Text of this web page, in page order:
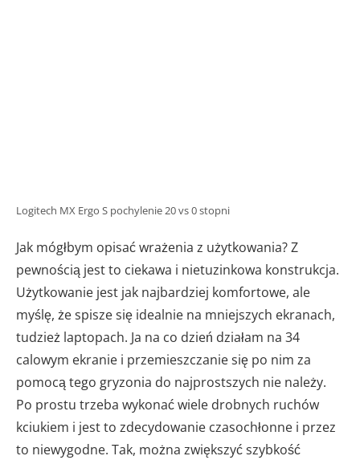
Logitech MX Ergo S pochylenie 20 vs 0 stopni
Jak mógłbym opisać wrażenia z użytkowania? Z
pewnością jest to ciekawa i nietuzinkowa konstrukcja.
Użytkowanie jest jak najbardziej komfortowe, ale
myślę, że spisze się idealnie na mniejszych ekranach,
tudzież laptopach. Ja na co dzień działam na 34
calowym ekranie i przemieszczanie się po nim za
pomocą tego gryzonia do najprostszych nie należy.
Po prostu trzeba wykonać wiele drobnych ruchów
kciukiem i jest to zdecydowanie czasochłonne i przez
to niewygodne. Tak, można zwiększyć szybkość